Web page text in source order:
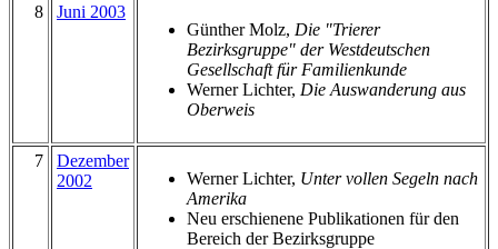
8
Juni 2003
Günther Molz, Die "Trierer
Bezirksgruppe" der Westdeutschen
Gesellschaft für Familienkunde
Werner Lichter, Die Auswanderung aus
Oberweis
7
Dezember
2002
Werner Lichter, Unter vollen Segeln nach
Amerika
Neu erschienene Publikationen für den
Bereich der Bezirksgruppe